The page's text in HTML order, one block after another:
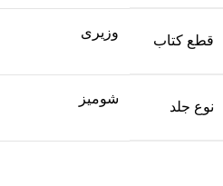
قطع کتاب
وزیری
نوع جلد
شومیز